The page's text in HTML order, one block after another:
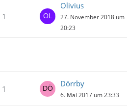
1
Olivius
27. November 2018 um
20:23
1
Dörrby
6. Mai 2017 um 23:33